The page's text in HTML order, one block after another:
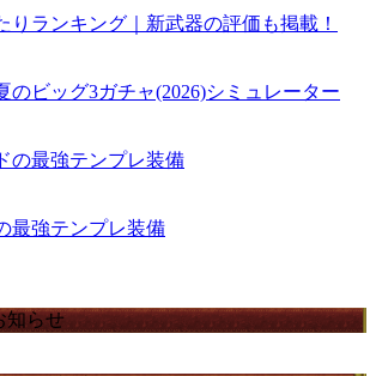
りランキング｜新武器の評価も掲載！
のビッグ3ガチャ(2026)シミュレーター
の最強テンプレ装備
最強テンプレ装備
知らせ